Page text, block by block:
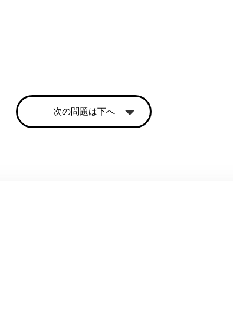
次の問題は下へ